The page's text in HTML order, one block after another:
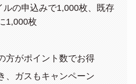
ルの申込みで1,000枚、既存
1,000枚
方がポイント数でお得
、ガスもキャンペーン